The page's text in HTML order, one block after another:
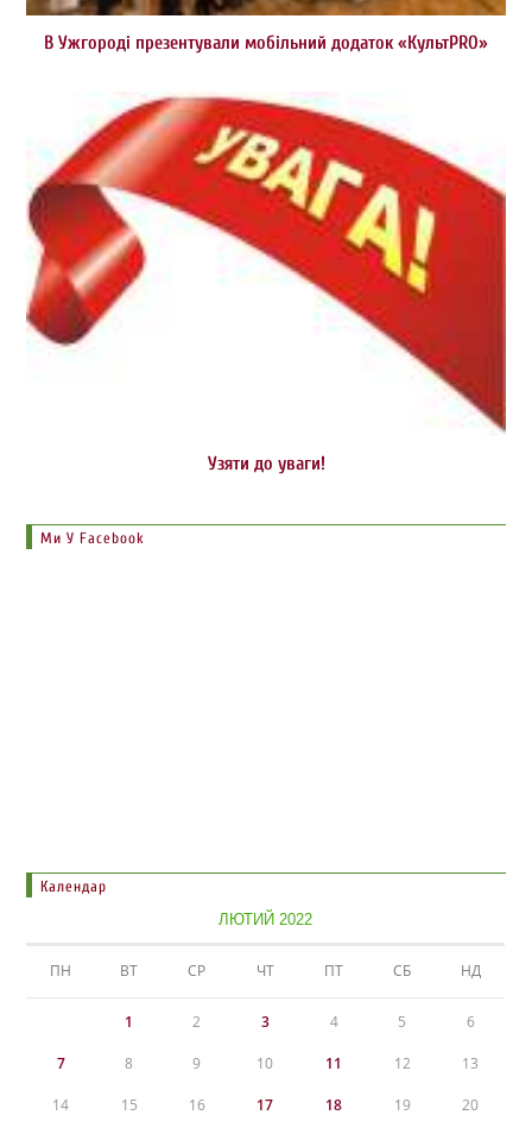
В Ужгороді презентували мобільний додаток «КультPRO»
Узяти до уваги!
Ми У Facebook
Календар
ЛЮТИЙ 2022
ПН ВТ СР ЧТ ПТ СБ НД
1 2 3 4 5 6
7 8 9 10 11 12 13
14 15 16 17 18 19 20